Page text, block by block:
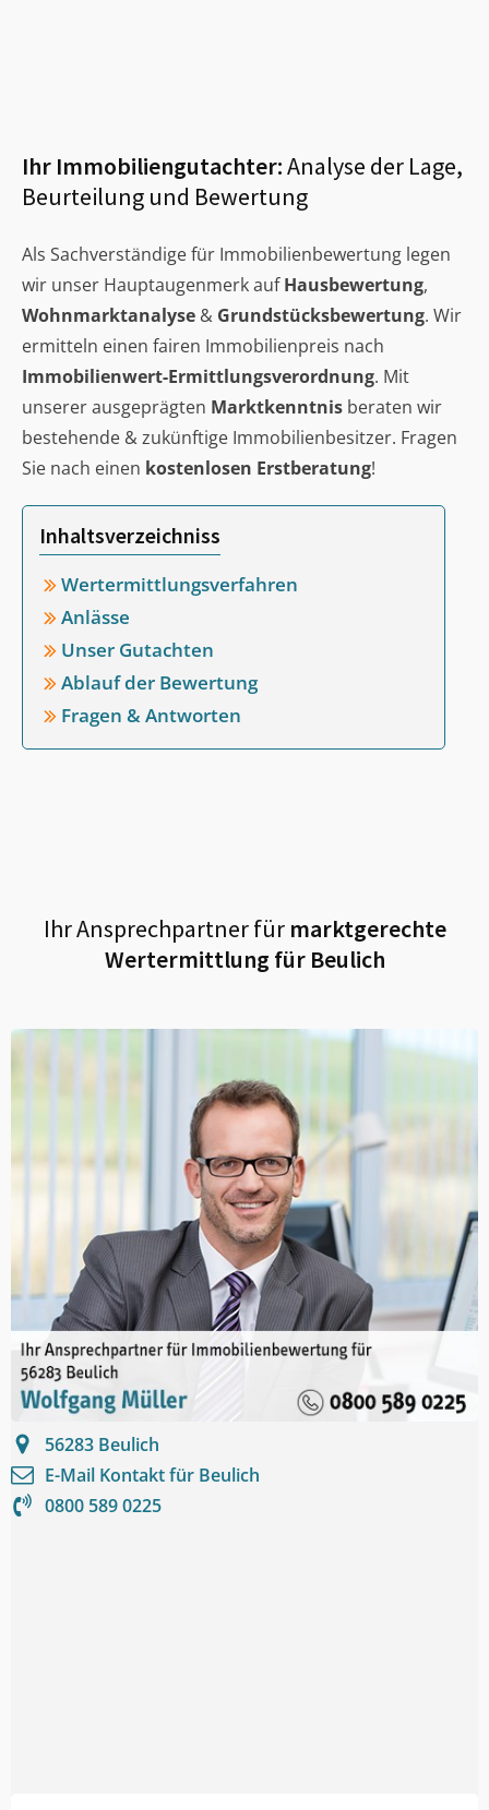
Ihr Immobiliengutachter:Analyse der Lage,
Beurteilung und Bewertung
Als Sachverständige für Immobilienbewertung legen
wir unser Hauptaugenmerk aufHausbewertung,
Wohnmarktanalyse & Grundstücksbewertung. Wir
ermitteln einen fairen Immobilienpreis nach
Immobilienwert-Ermittlungsverordnung. Mit
unserer ausgeprägten Marktkenntnis beraten wir
bestehende & zukünftige Immobilienbesitzer. Fragen
Sie nach einen kostenlosen Erstberatung!
Inhaltsverzeichniss
Wertermittlungsverfahren
Anlässe
Unser Gutachten
Ablauf der Bewertung
Fragen & Antworten
Ihr Ansprechpartner fürmarktgerechte
Wertermittlung für Beulich
56283 Beulich
E-Mail Kontakt für Beulich
0800 589 0225